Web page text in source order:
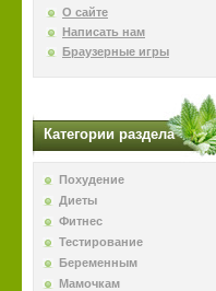
О сайте
Написать нам
Браузерные игры
Категории раздела
Похудение
Диеты
Фитнес
Тестирование
Беременным
Мамочкам